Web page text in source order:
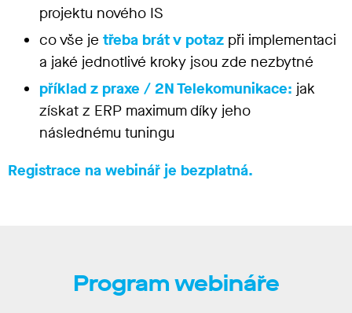
projektu nového IS
co vše je třeba brát v potaz při implementaci
a jaké jednotlivé kroky jsou zde nezbytné
příklad z praxe / 2N Telekomunikace: jak
získat z ERP maximum díky jeho
následnému tuningu
Registrace na webinář je bezplatná.
Program webináře